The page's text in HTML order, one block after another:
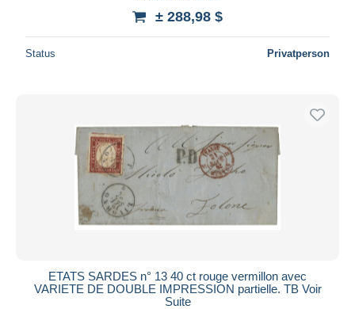
± 288,98 $
Status Privatperson
ETATS SARDES n° 13 40 ct rouge vermillon avec
VARIETE DE DOUBLE IMPRESSION partielle. TB Voir
Suite